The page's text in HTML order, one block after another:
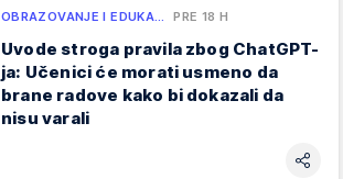
OBRAZOVANJE I EDUKA… PRE 18 H
Uvode stroga pravila zbog ChatGPT-
ja: Učenici će morati usmeno da
brane radove kako bi dokazali da
nisu varali